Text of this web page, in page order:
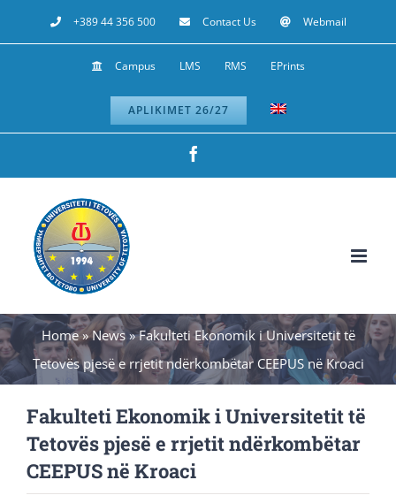
to
+389 44 356 500 Contact Us Webmail
Campus LMS RMS EPrints
APLIKIMET 26/27
Home»News»Fakulteti Ekonomik i Universitetit të
Tetovës pjesë e rrjetit ndërkombëtar CEEPUS në Kroaci
Fakulteti Ekonomik i Universitetit të
Tetovës pjesë e rrjetit ndërkombëtar
CEEPUS në Kroaci